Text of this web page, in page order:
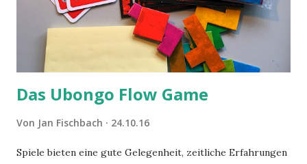
Das Ubongo Flow Game
Von Jan Fischbach 24.10.16
Spiele bieten eine gute Gelegenheit, zeitliche Erfahrungen